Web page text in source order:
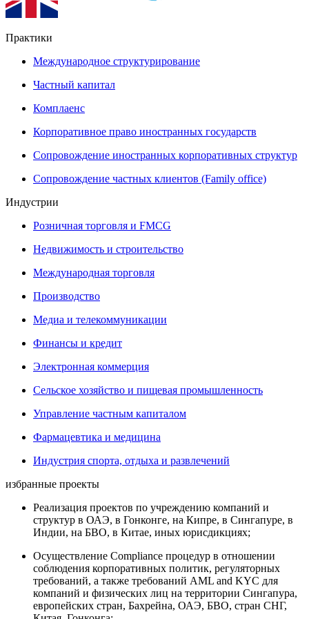
Практики
Международное структурирование
Частный капитал
Комплаенс
Корпоративное право иностранных государств
Сопровождение иностранных корпоративных структур
Сопровождение частных клиентов (Family office)
Индустрии
Розничная торговля и FMCG
Недвижимость и строительство
Международная торговля
Производство
Медиа и телекоммуникации
Финансы и кредит
Электронная коммерция
Сельское хозяйство и пищевая промышленность
Управление частным капиталом
Фармацевтика и медицина
Индустрия спорта, отдыха и развлечений
избранные проекты
Реализация проектов по учреждению компаний и
структур в ОАЭ, в Гонконге, на Кипре, в Сингапуре, в
Индии, на БВО, в Китае, иных юрисдикциях;
Осуществление Compliance процедур в отношении
соблюдения корпоративных политик, регуляторных
требований, а также требований AML and KYC для
компаний и физических лиц на территории Сингапура,
европейских стран, Бахрейна, ОАЭ, БВО, стран СНГ,